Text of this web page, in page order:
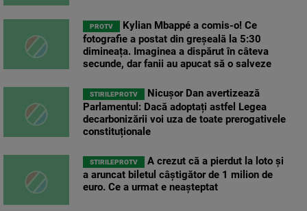
PROTV
Kylian Mbappé a comis-o! Ce
fotografie a postat din greșeală la 5:30
dimineața. Imaginea a dispărut în câteva
secunde, dar fanii au apucat să o salveze
STIRILEPROTV
Nicușor Dan avertizează
Parlamentul: Dacă adoptați astfel Legea
decarbonizării voi uza de toate prerogativele
constituționale
STIRILEPROTV
A crezut că a pierdut la loto și
a aruncat biletul câștigător de 1 milion de
euro. Ce a urmat e neașteptat